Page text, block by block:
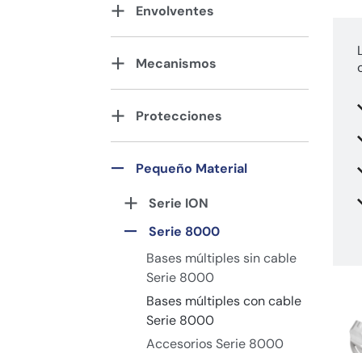
Envolventes
Mecanismos
Protecciones
Pequeño Material
Serie ION
Serie 8000
Bases múltiples sin cable
Serie 8000
Bases múltiples con cable
Serie 8000
Accesorios Serie 8000